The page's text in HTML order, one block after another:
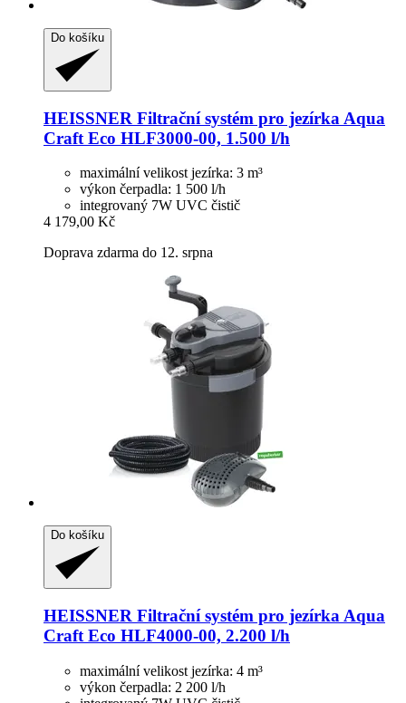
Do košíku
HEISSNER Filtrační systém pro jezírka Aqua
Craft Eco HLF3000-​00, 1.500 l/h
maximální velikost jezírka: 3 m³
výkon čerpadla: 1 500 l/h
integrovaný 7W UVC čistič
4 179,00 Kč
Doprava zdarma do 12. srpna
Do košíku
HEISSNER Filtrační systém pro jezírka Aqua
Craft Eco HLF4000-​00, 2.200 l/h
maximální velikost jezírka: 4 m³
výkon čerpadla: 2 200 l/h